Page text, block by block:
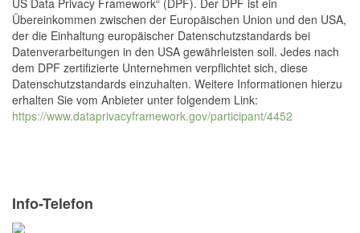
US Data Privacy Framework“ (DPF). Der DPF ist ein
Übereinkommen zwischen der Europäischen Union und den USA,
der die Einhaltung europäischer Datenschutzstandards bei
Datenverarbeitungen in den USA gewährleisten soll. Jedes nach
dem DPF zertifizierte Unternehmen verpflichtet sich, diese
Datenschutzstandards einzuhalten. Weitere Informationen hierzu
erhalten Sie vom Anbieter unter folgendem Link:
https://www.dataprivacyframework.gov/participant/4452
Info-Telefon